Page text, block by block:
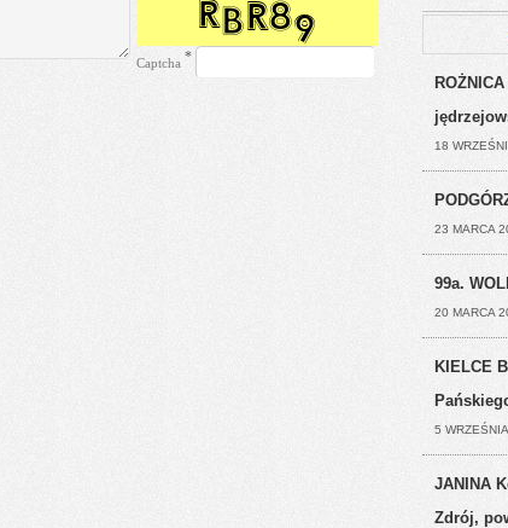
Captcha *
18
23 MARCA
99a.
20 MARCA
KIELCE
5
JANINA
Zdrój,